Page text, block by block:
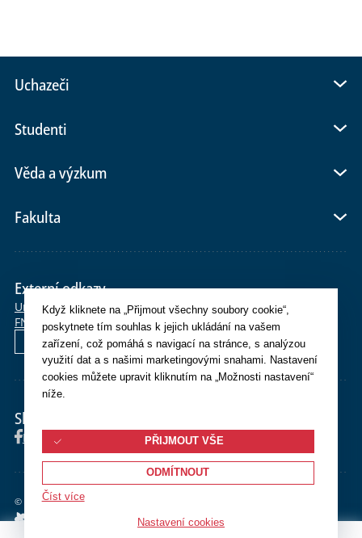
Uchazeči
Studenti
Věda a výzkum
Fakulta
Externí odkazy
Univerzita KarlovaE-shopPo>StudiumSiSMoodleOBD
FN PlzeňWhois WebmailHelpdesk
English
Sledujte nás
Facebook Instagram YouTube
© 2026 Univerzita Karlova Lékařská fakulta v Plzni
Když kliknete na „Přijmout všechny soubory cookie“,
poskytnete tím souhlas k jejich ukládání na vašem
zařízení, což pomáhá s navigací na stránce, s analýzou
využití dat a s našimi marketingovými snahami. Nastavení
cookies můžete upravit kliknutím na „Možnosti nastavení“
níže.
PŘIJMOUT VŠE
ODMÍTNOUT
Nastavení cookies
Číst více